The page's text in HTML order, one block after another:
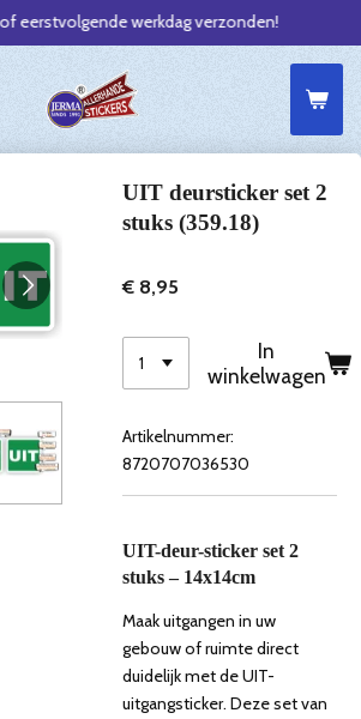
eerstvolgende werkdag verzonden!
UIT deursticker set 2
stuks (359.18)
€ 8,95
In
winkelwagen
Artikelnummer:
8720707036530
UIT-deur-sticker set 2
stuks – 14x14cm
Maak uitgangen in uw
gebouw of ruimte direct
duidelijk met de UIT-
uitgangsticker. Deze set van